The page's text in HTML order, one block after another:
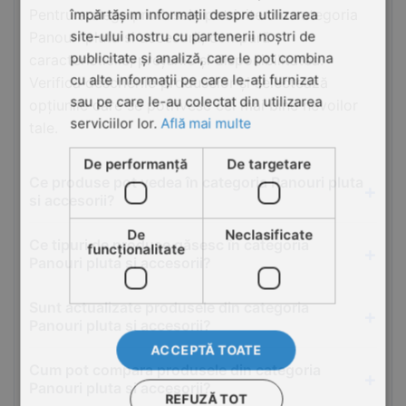
Pentru a alege produsele potrivite din categoria
Panouri pluta si accesorii, compară
caracteristicile, prețurile și disponibilitatea.
Verifică descrierile produselor și selectează
opțiunile care se potrivesc cel mai bine nevoilor
Ce produse pot vedea în categoria Panouri pluta
Ce tipuri de produse găsesc în categoria
Panouri pluta si accesorii?
Sunt actualizate produsele din categoria
Panouri pluta si accesorii?
Cum pot compara produsele din categoria
Panouri pluta si accesorii?
împărtășim informații despre utilizarea
site-ului nostru cu partenerii noștri de
publicitate și analiză, care le pot combina
cu alte informații pe care le-ați furnizat
sau pe care le-au colectat din utilizarea
serviciilor lor.Află mai multe
De performanță De targetare
De
funcţionalitate
Neclasificate
ACCEPTĂ TOATE
REFUZĂ TOT